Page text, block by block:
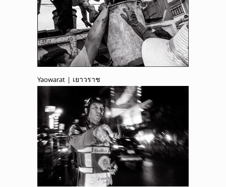
Yaowarat | เยาวราช